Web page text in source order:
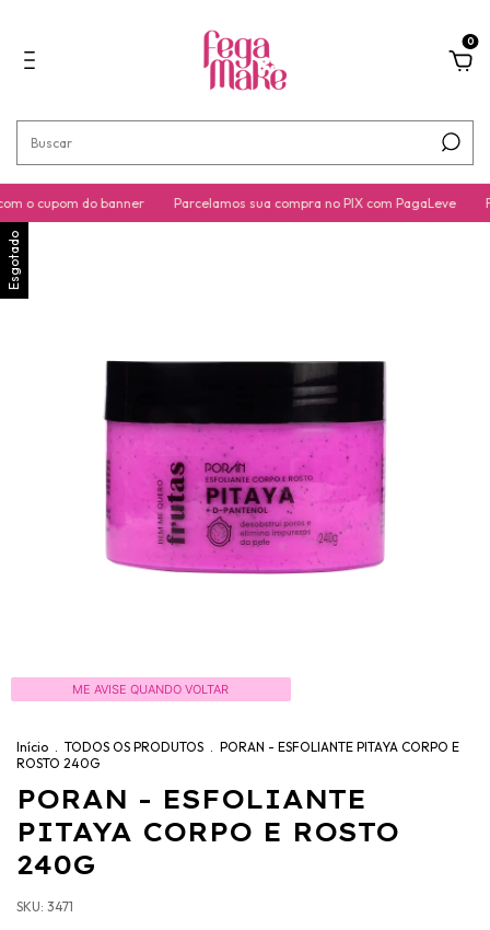
0
o cupom do banner Parcelamos sua compra no PIX com PagaLeve
Esgotado
ME AVISE QUANDO VOLTAR
Início . TODOS OS PRODUTOS . PORAN - ESFOLIANTE PITAYA CORPO E
ROSTO 240G
PORAN - ESFOLIANTE
PITAYA CORPO E ROSTO
240G
SKU: 3471